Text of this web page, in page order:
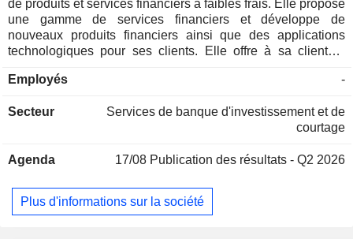
de produits et services financiers à faibles frais. Elle propose
une gamme de services financiers et développe de
nouveaux produits financiers ainsi que des applications
technologiques pour ses clients. Elle offre à sa clientèle
financier destinés aux particuliers au Brésil, aux clients
institutionnels ; et une plateforme ouverte de produits
financiers donnant accès à plus de 800 produits
des titres à revenu fixe, des fonds communs de placement et
assurances-vie, des plans de retraite, des fonds
d’investissement immobilier (REIT) et autres. Ses autres
Employés -
Secteur
Services de banque d'investissement et de
courtage
Agenda 17/08 Publication des résultats - Q2 2026
Plus d'informations sur la société